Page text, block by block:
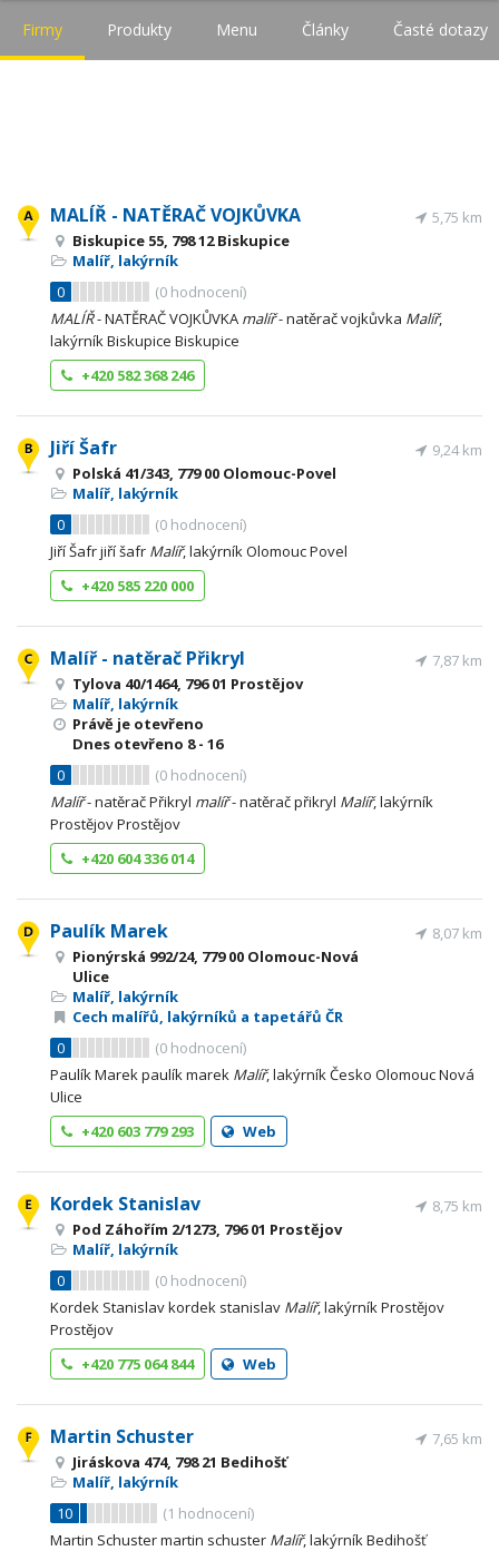
Firmy Produkty Menu Články Časté dotazy
MALÍŘ - NATĚRAČ VOJKŮVKA
Biskupice 55, 798 12 Biskupice
Malíř, lakýrník
0
(0 hodnocení)
5,75 km
MALÍŘ- NATĚRAČ VOJKŮVKA malíř- natěrač vojkůvka Malíř,
lakýrník Biskupice Biskupice
+420 582 368 246
Jiří Šafr
Polská 41/343, 779 00 Olomouc-Povel
Malíř, lakýrník
0
(0 hodnocení)
9,24 km
Jiří Šafr jiří šafr Malíř, lakýrník Olomouc Povel
+420 585 220 000
Malíř - natěrač Přikryl
Tylova 40/1464, 796 01 Prostějov
Malíř, lakýrník
Právě je otevřeno
Dnes otevřeno 8 - 16
0
(0 hodnocení)
7,87 km
Malíř- natěrač Přikryl malíř- natěrač přikryl Malíř, lakýrník
Prostějov Prostějov
+420 604 336 014
Paulík Marek
Pionýrská 992/24, 779 00 Olomouc-Nová
Ulice
Malíř, lakýrník
Cech malířů, lakýrníků a tapetářů ČR
0
(0 hodnocení)
8,07 km
Paulík Marek paulík marek Malíř, lakýrník Česko Olomouc Nová
Ulice
+420 603 779 293
Web
Kordek Stanislav
Pod Záhořím 2/1273, 796 01 Prostějov
Malíř, lakýrník
0
(0 hodnocení)
8,75 km
Kordek Stanislav kordek stanislav Malíř, lakýrník Prostějov
Prostějov
+420 775 064 844
Web
Martin Schuster
Jiráskova 474, 798 21 Bedihošť
Malíř, lakýrník
10
(1 hodnocení)
7,65 km
Martin Schuster martin schuster Malíř, lakýrník Bedihošť